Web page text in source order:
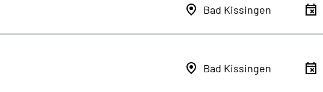
Bad Kissingen
Bad Kissingen